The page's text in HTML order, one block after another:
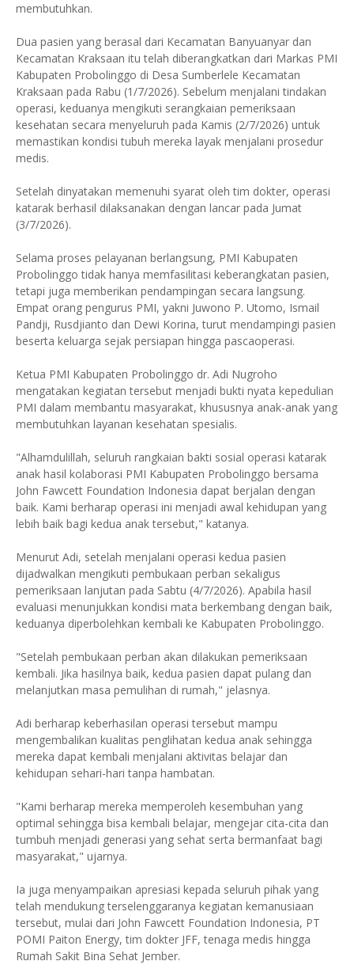
membutuhkan.
Dua pasien yang berasal dari Kecamatan Banyuanyar dan
Kecamatan Kraksaan itu telah diberangkatkan dari Markas PMI
Kabupaten Probolinggo di Desa Sumberlele Kecamatan
Kraksaan pada Rabu (1/7/2026). Sebelum menjalani tindakan
operasi, keduanya mengikuti serangkaian pemeriksaan
kesehatan secara menyeluruh pada Kamis (2/7/2026) untuk
memastikan kondisi tubuh mereka layak menjalani prosedur
medis.
Setelah dinyatakan memenuhi syarat oleh tim dokter, operasi
katarak berhasil dilaksanakan dengan lancar pada Jumat
(3/7/2026).
Selama proses pelayanan berlangsung, PMI Kabupaten
Probolinggo tidak hanya memfasilitasi keberangkatan pasien,
tetapi juga memberikan pendampingan secara langsung.
Empat orang pengurus PMI, yakni Juwono P. Utomo, Ismail
Pandji, Rusdjianto dan Dewi Korina, turut mendampingi pasien
beserta keluarga sejak persiapan hingga pascaoperasi.
Ketua PMI Kabupaten Probolinggo dr. Adi Nugroho
mengatakan kegiatan tersebut menjadi bukti nyata kepedulian
PMI dalam membantu masyarakat, khususnya anak-anak yang
membutuhkan layanan kesehatan spesialis.
"Alhamdulillah, seluruh rangkaian bakti sosial operasi katarak
anak hasil kolaborasi PMI Kabupaten Probolinggo bersama
John Fawcett Foundation Indonesia dapat berjalan dengan
baik. Kami berharap operasi ini menjadi awal kehidupan yang
lebih baik bagi kedua anak tersebut," katanya.
Menurut Adi, setelah menjalani operasi kedua pasien
dijadwalkan mengikuti pembukaan perban sekaligus
pemeriksaan lanjutan pada Sabtu (4/7/2026). Apabila hasil
evaluasi menunjukkan kondisi mata berkembang dengan baik,
keduanya diperbolehkan kembali ke Kabupaten Probolinggo.
"Setelah pembukaan perban akan dilakukan pemeriksaan
kembali. Jika hasilnya baik, kedua pasien dapat pulang dan
melanjutkan masa pemulihan di rumah," jelasnya.
Adi berharap keberhasilan operasi tersebut mampu
mengembalikan kualitas penglihatan kedua anak sehingga
mereka dapat kembali menjalani aktivitas belajar dan
kehidupan sehari-hari tanpa hambatan.
"Kami berharap mereka memperoleh kesembuhan yang
optimal sehingga bisa kembali belajar, mengejar cita-cita dan
tumbuh menjadi generasi yang sehat serta bermanfaat bagi
masyarakat," ujarnya.
Ia juga menyampaikan apresiasi kepada seluruh pihak yang
telah mendukung terselenggaranya kegiatan kemanusiaan
tersebut, mulai dari John Fawcett Foundation Indonesia, PT
POMI Paiton Energy, tim dokter JFF, tenaga medis hingga
Rumah Sakit Bina Sehat Jember.